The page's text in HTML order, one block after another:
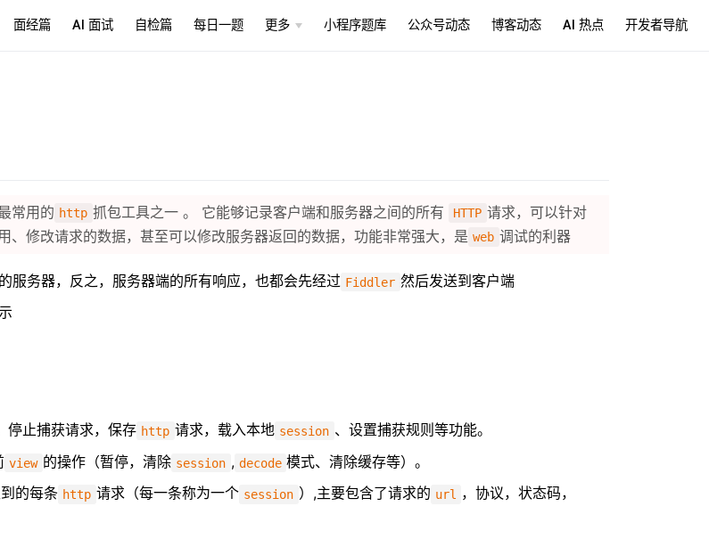
面经篇 AI 面试 自检篇 每日一题 更多 小程序题库 公众号动态 博客动态 AI 热点 开发者导航
常用的 http 抓包工具之一 。 它能够记录客户端和服务器之间的所有 HTTP 请求，可以针对
、修改请求的数据，甚至可以修改服务器返回的数据，功能非常强大，是 web 调试的利器
服务器，反之，服务器端的所有响应，也都会先经过 Fiddler 然后发送到客户端
停止捕获请求，保存 http 请求，载入本地 session 、设置捕获规则等功能。
view 的操作（暂停，清除 session , decode 模式、清除缓存等）。
的每条 http 请求（每一条称为一个 session ）,主要包含了请求的 url ，协议，状态码，